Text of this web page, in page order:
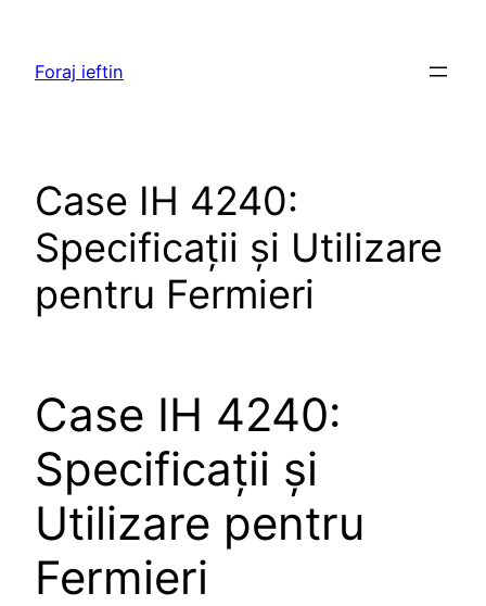
content
Foraj ieftin
Case IH 4240:
Specificații și Utilizare
pentru Fermieri
Case IH 4240:
Specificații și
Utilizare pentru
Fermieri